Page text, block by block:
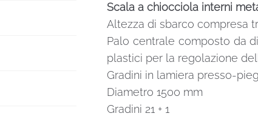
mm
UK
standard
quantità
Scala a chiocciola interni
Altezza di sbarco compresa
Palo centrale composto da
plastici per la regolazione
Gradini in lamiera presso-
Diametro 1500 mm
Gradini 21 + 1